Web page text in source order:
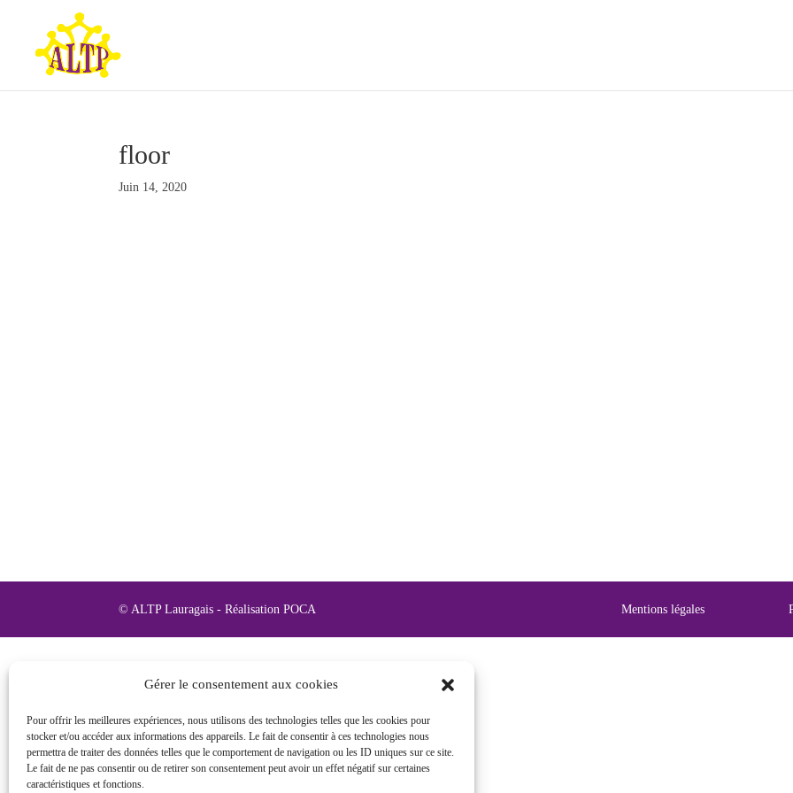
Gérer le consentement aux cookies
Pour offrir les meilleures expériences, nous utilisons des technologies telles que les cookies pour
stocker et/ou accéder aux informations des appareils. Le fait de consentir à ces technologies nous
permettra de traiter des données telles que le comportement de navigation ou les ID uniques sur ce site.
Le fait de ne pas consentir ou de retirer son consentement peut avoir un effet négatif sur certaines
caractéristiques et fonctions.
floor
Juin 14, 2020
© ALTP Lauragais - RéalisationPOCA Mentions légales